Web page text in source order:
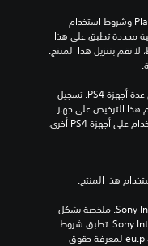
تنزيل هذا المنتج عرضة لشروط خدمة‫ PlayStation وشروط استخدام
البرنامج الخاصة بنا بالإضافة إلى أي أحكام إضافية محددة تطبق على هذا
المنتج. إذا كنت لا ترغب في قبول هذه الشروط، لا تقم بتنزيل هذا المنتج.
مبلغ يدفع مرة واحدة مقابل ترخيص للتنزيل على عدة أجهزة PS4. تسجيل
الدخول إلى PlayStation غير مطلوب لاستخدام هذا الترخيص على جهاز
برامج مكتبة ©Sony Interactive Entertainment Inc. ملخصة بشكل
حصري إلى Sony Interactive Entertainment Europe. تطبق شروط
استخدام البرنامج، راجع eu.playstation.com/legal لمعرفة حقوق